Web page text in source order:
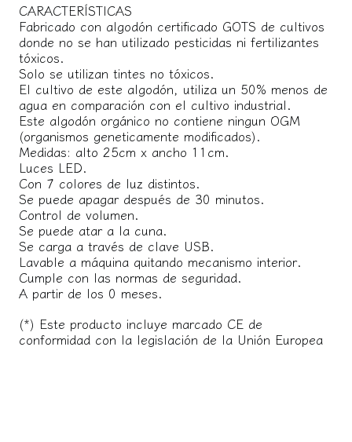
CARACTERÍSTICAS
Fabricado con algodón certificado GOTS de cultivos
donde no se han utilizado pesticidas ni fertilizantes
tóxicos.
Solo se utilizan tintes no tóxicos.
El cultivo de este algodón, utiliza un 50% menos de
agua en comparación con el cultivo industrial.
Este algodón orgánico no contiene ningun OGM
(organismos geneticamente modificados).
Medidas: alto 25cm x ancho 11cm.
Luces LED.
Con 7 colores de luz distintos.
Se puede apagar después de 30 minutos.
Control de volumen.
Se puede atar a la cuna.
Se carga a través de clave USB.
Lavable a máquina quitando mecanismo interior.
Cumple con las normas de seguridad.
A partir de los 0 meses.
(*) Este producto incluye marcado CE de
conformidad con la legislación de la Unión Europea